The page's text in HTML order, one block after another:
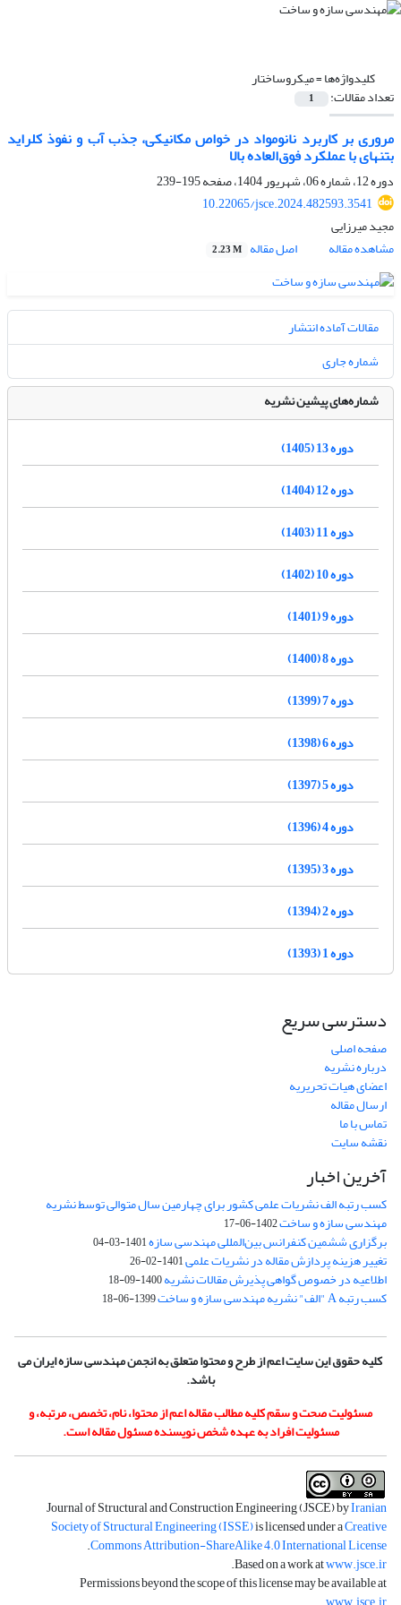
کلیدواژه‌ها =میکروساختار
تعداد مقالات: 1
مروری بر کاربرد نانومواد در خواص مکانیکی، جذب آب و نفوذ کلراید
بتن‏های با عملکرد فوق‌العاده بالا
دوره 12، شماره 06، شهریور 1404، صفحه
195-239
10.22065/jsce.2024.482593.3541
مجید میرزایی
مشاهده مقاله
اصل مقاله 2.23 M
مقالات آماده انتشار
شماره جاری
شماره‌های پیشین نشریه
دوره 13 (1405)
دوره 12 (1404)
دوره 11 (1403)
دوره 10 (1402)
دوره 9 (1401)
دوره 8 (1400)
دوره 7 (1399)
دوره 6 (1398)
دوره 5 (1397)
دوره 4 (1396)
دوره 3 (1395)
دوره 2 (1394)
دوره 1 (1393)
دسترسی سریع
صفحه اصلی
درباره نشریه
اعضای هیات تحریریه
ارسال مقاله
تماس با ما
نقشه سایت
آخرین اخبار
کسب رتبه الف نشریات علمی کشور برای چهارمین سال متوالی توسط نشریه
مهندسی سازه و ساخت1402-06-17
برگزاری ششمین کنفرانس بین‌المللی مهندسی سازه1401-03-04
تغییر هزینه پردازش مقاله در نشریات علمی1401-02-26
اطلاعیه در خصوص گواهی پذیرش مقالات نشریه1400-09-18
کسب رتبه A "الف" نشریه مهندسی سازه و ساخت 1399-06-18
کلیه حقوق این سایت اعم از طرح و محتوا متعلق به انجمن مهندسی سازه ایران می
باشد.
مسئولیت صحت و سقم کلیه مطالب مقاله اعم از محتوا، نام، تخصص، مرتبه، و
مسئولیت افراد به عهده شخص نویسنده مسئول مقاله است.
Journal of Structural and Construction Engineering (JSCE) byIranian
Society of Structural Engineering (ISSE)is licensed under aCreative
Commons Attribution-ShareAlike 4.0 International License
.
Based on a work atwww.jsce.ir
.
Permissions beyond the scope of this license may be available at